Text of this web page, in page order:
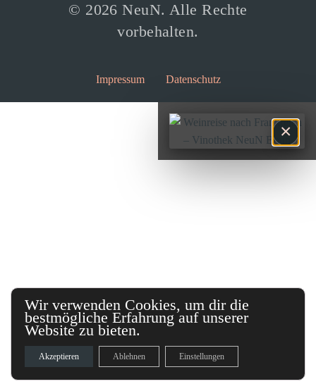
© 2026 NeuN. Alle Rechte
vorbehalten.
Impressum Datenschutz
×
Wir verwenden Cookies, um dir die
bestmögliche Erfahrung auf unserer
Website zu bieten.
Akzeptieren Ablehnen Einstellungen